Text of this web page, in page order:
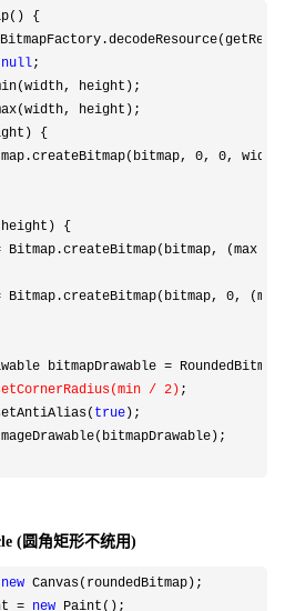
{
null;
height);
height);
{
0, 0,
height) {
Bitmap.createBitmap(bitmap, (max
Bitmap.createBitmap(bitmap, 0,
bitmapDrawable
=
/ 2) ;
true);
(圆角矩形不统用)
new Canvas(roundedBitmap);
= new Paint();